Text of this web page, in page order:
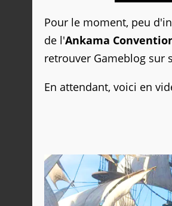
Pour le moment, peu
de l'Ankama
retrouver Gameblog sur
En attendant, voici en